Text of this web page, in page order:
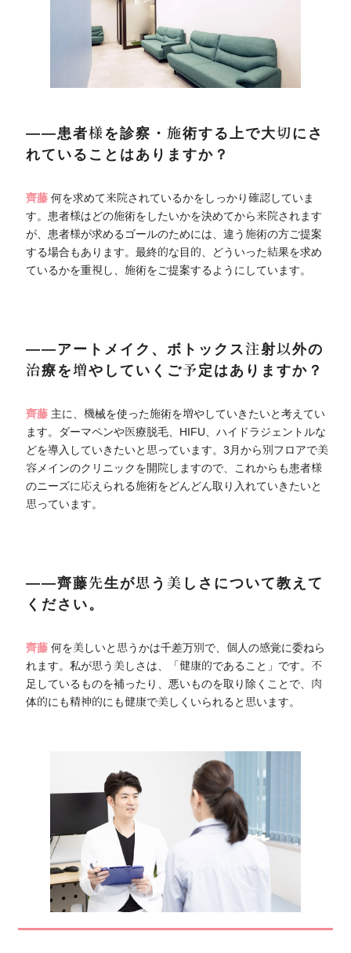
――患者様を診察・施術する上で大切にさ
れていることはありますか？
齊藤何を求めて来院されているかをしっかり確認していま
す。患者様はどの施術をしたいかを決めてから来院されます
が、患者様が求めるゴールのためには、違う施術の方ご提案
する場合もあります。最終的な目的、どういった結果を求め
ているかを重視し、施術をご提案するようにしています。
――アートメイク、ボトックス注射以外の
治療を増やしていくご予定はありますか？
齊藤 主に、機械を使った施術を増やしていきたいと考えてい
ます。ダーマペンや医療脱毛、HIFU、ハイドラジェントルな
どを導入していきたいと思っています。3月から別フロアで美
容メインのクリニックを開院しますので、これからも患者様
のニーズに応えられる施術をどんどん取り入れていきたいと
思っています。
――齊藤先生が思う美しさについて教えて
ください。
齊藤何を美しいと思うかは千差万別で、個人の感覚に委ねら
れます。私が思う美しさは、「健康的であること」です。不
足しているものを補ったり、悪いものを取り除くことで、肉
体的にも精神的にも健康で美しくいられると思います。